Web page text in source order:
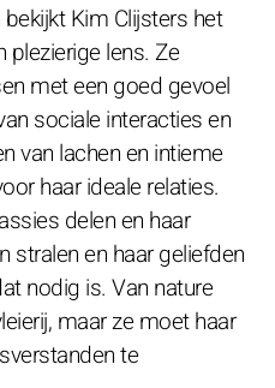
Kim Clijsters het
plezierige lens. Ze
met een goed gevoel
sociale interacties en
van lachen en intieme
haar ideale relaties.
delen en haar
stralen en haar geliefden
nodig is. Van nature
maar ze moet haar
te